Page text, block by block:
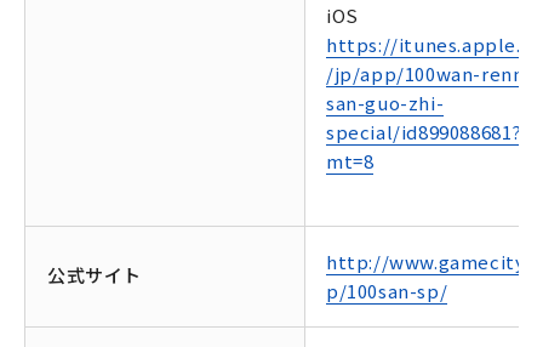
iOS
https://
/jp/app/100wan-renno-
san-guo-zhi-
special/id899088681?
mt=8
公式サイト
http://
p/100san-sp/